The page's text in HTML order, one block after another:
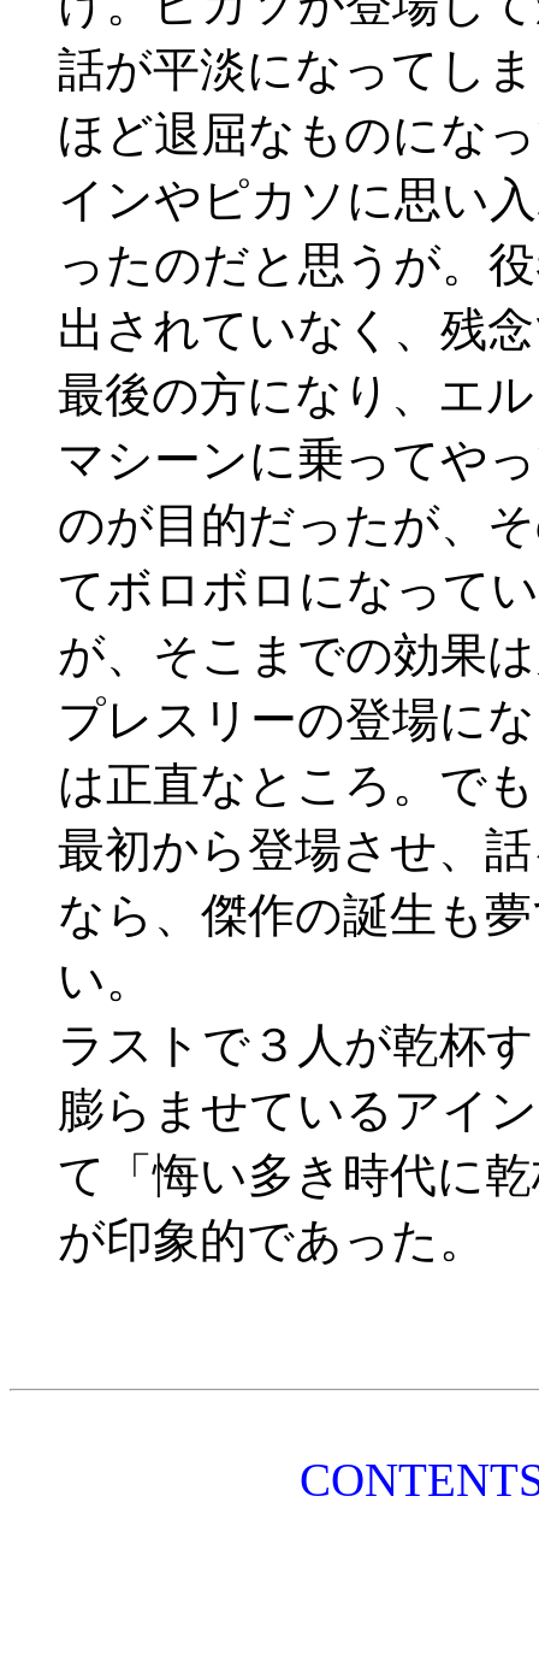
話が平淡になってし
ほど退屈なものにな
インやピカソに思い
ったのだと思うが。
出されていなく、残
最後の方になり、エ
マシーンに乗ってや
のが目的だったが、
てボロボロになって
が、そこまでの効果
プレスリーの登場に
は正直なところ。で
最初から登場させ、
なら、傑作の誕生も
い。
ラストで３人が乾杯
膨らませているアイ
て「悔い多き時代に
が印象的であった。